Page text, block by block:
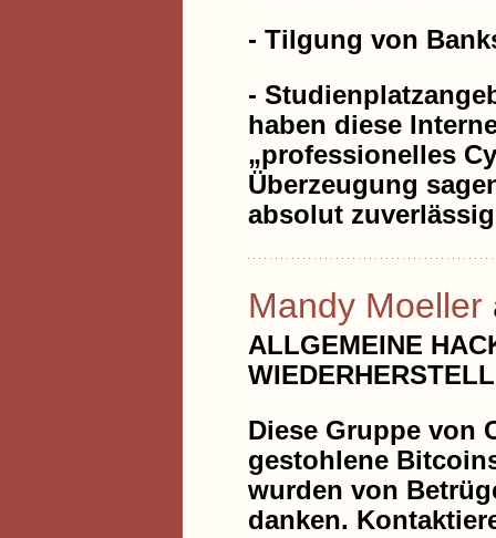
- Tilgung von
-
haben diese
„professionelles
Überzeugung
absolut
Mandy Moeller
ALLGEMEINE
Diese Gruppe von
gestohlene
wurden von
danken.